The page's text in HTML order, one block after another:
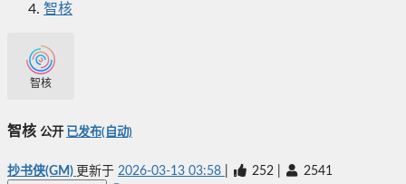
智核
智核
智核 公开 已发布(自动)
抄书侠(GM) 更新于 2026-03-13 03:58 252 2541